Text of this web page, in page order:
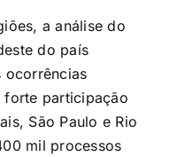
a análise do
do país
ocorrências
forte participação
São Paulo e Rio
mil processos